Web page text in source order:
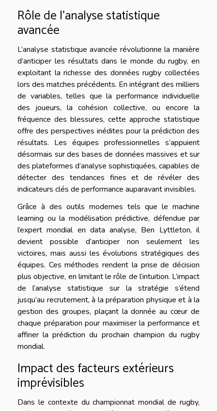
Rôle de l’analyse statistique
avancée
L’analyse statistique avancée révolutionne la manière
d’anticiper les résultats dans le monde du rugby, en
exploitant la richesse des données rugby collectées
lors des matches précédents. En intégrant des milliers
de variables, telles que la performance individuelle
des joueurs, la cohésion collective, ou encore la
fréquence des blessures, cette approche statistique
offre des perspectives inédites pour la prédiction des
résultats. Les équipes professionnelles s’appuient
désormais sur des bases de données massives et sur
des plateformes d’analyse sophistiquées, capables de
détecter des tendances fines et de révéler des
indicateurs clés de performance auparavant invisibles.
Grâce à des outils modernes tels que le machine
learning ou la modélisation prédictive, défendue par
l’expert mondial en data analyse, Ben Lyttleton, il
devient possible d’anticiper non seulement les
victoires, mais aussi les évolutions stratégiques des
équipes. Ces méthodes rendent la prise de décision
plus objective, en limitant le rôle de l’intuition. L’impact
de l’analyse statistique sur la stratégie s’étend
jusqu’au recrutement, à la préparation physique et à la
gestion des groupes, plaçant la donnée au cœur de
chaque préparation pour maximiser la performance et
affiner la prédiction du prochain champion du rugby
mondial.
Impact des facteurs extérieurs
imprévisibles
Dans le contexte du championnat mondial de rugby,